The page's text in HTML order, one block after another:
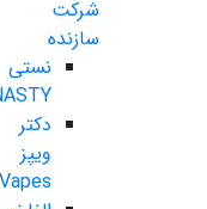
شرکت
سازنده
نستی
دکتر
ویپز